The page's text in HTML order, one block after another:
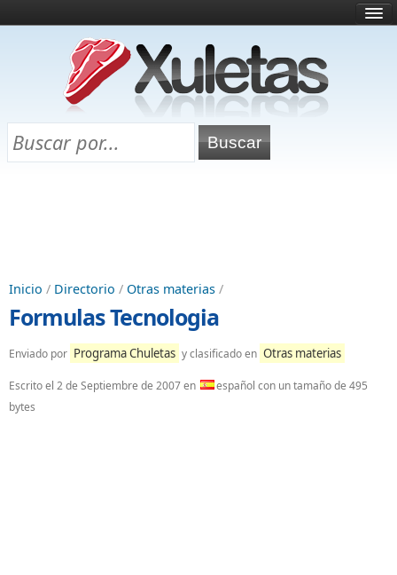
¿Qué es esto?
Directorio
Chuletas para exámenes
Inicio / Directorio / Otras materias /
Formulas Tecnologia
Enviado por Programa Chuletas y clasificado en Otras materias
Escrito el 2 de Septiembre de 2007en
español con un tamaño de 495
bytes